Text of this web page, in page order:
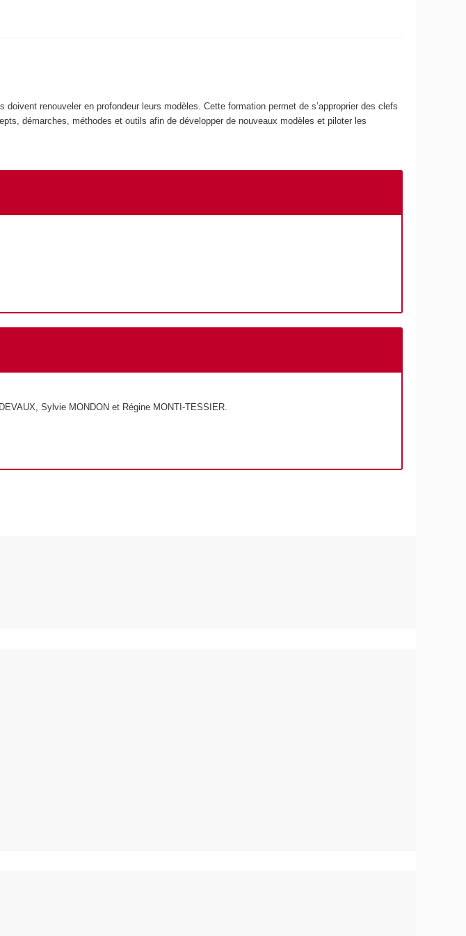
renouveler en profondeur leurs modèles. Cette formation permet de s’approprier des clefs
démarches, méthodes et outils afin de développer de nouveaux modèles et piloter les
Sylvie MONDON et Régine MONTI-TESSIER.